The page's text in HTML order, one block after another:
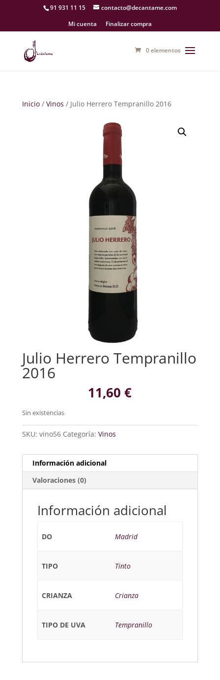
91 931 11 15
contacto@decantame.com
Mi cuenta
Finalizar compra
0 elementos
Inicio/ Vinos / Julio Herrero Tempranillo 2016
Julio Herrero Tempranillo
2016
11,60€
Sin existencias
SKU: vino56 Categoría: Vinos
Información adicional
Valoraciones (0)
Información adicional
DO Madrid
TIPO Tinto
CRIANZA Crianza
TIPO DE UVA Tempranillo